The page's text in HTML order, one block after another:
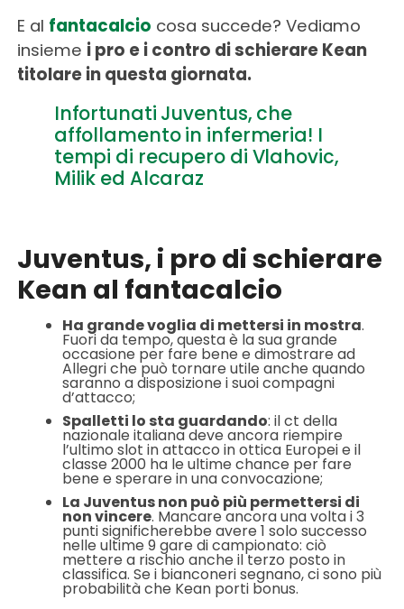
E al fantacalcio cosa succede? Vediamo
insieme i pro e i contro di schierare Kean
titolare in questa giornata.
Infortunati Juventus, che
affollamento in infermeria! I
tempi di recupero di Vlahovic,
Milik ed Alcaraz
Juventus, i pro di schierare
Kean al fantacalcio
Ha grande voglia di mettersi in mostra.
Fuori da tempo, questa è la sua grande
occasione per fare bene e dimostrare ad
Allegri che può tornare utile anche quando
saranno a disposizione i suoi compagni
d’attacco;
Spalletti lo sta guardando: il ct della
nazionale italiana deve ancora riempire
l’ultimo slot in attacco in ottica Europei e il
classe 2000 ha le ultime chance per fare
bene e sperare in una convocazione;
La Juventus non può più permettersi di
non vincere. Mancare ancora una volta i 3
punti significherebbe avere 1 solo successo
nelle ultime 9 gare di campionato: ciò
mettere a rischio anche il terzo posto in
classifica. Se i bianconeri segnano, ci sono più
probabilità che Kean porti bonus.